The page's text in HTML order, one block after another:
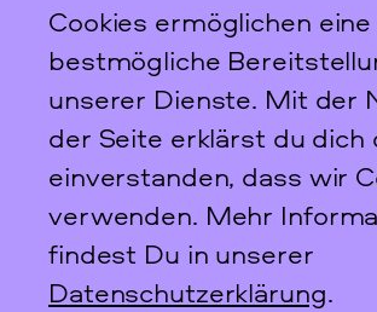
Objekttitel money money money –
Geld
Objektart Plakat
SignaturF Rep. 10 BRD 20.26 (1315)
META Katalog 2260ffbiz
Das feministische
Archiv FFBIZ
Newsletter
Cookies ermöglichen eine
bestmögliche
unserer Dienste. Mit der
der Seite erklärst du dich
einverstanden, dass wir
verwenden. Mehr
findest Du in unserer
Datenschutzerklärung.